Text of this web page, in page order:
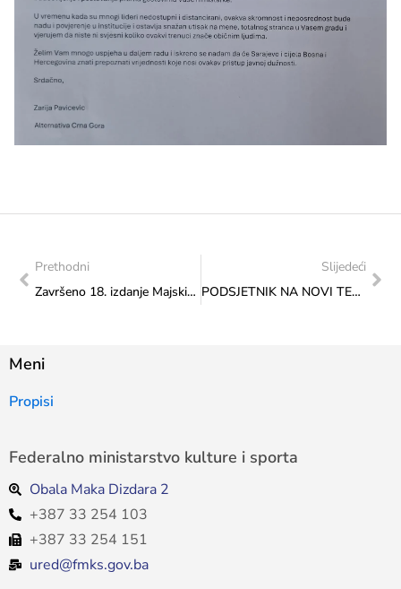
Prethodni
Završeno 18. izdanje Majskih muzičkih svečanosti: Proslavljeno 70 godina Muzičke akademije
Slijedeći
PODSJETNIK NA NOVI TERMIN ZA POTPISIVANJE UGOVORA! Javni poziv za raspodjelu dijela prihoda ostvarenih na osnovu naknada za priređivanje igara na sreću
Meni
Propisi
Federalno ministarstvo kulture i sporta
Obala Maka Dizdara 2
+387 33 254 103
+387 33 254 151
ured@fmks.gov.ba